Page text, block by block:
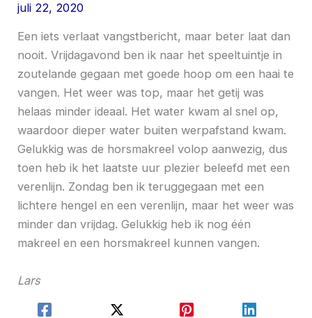
juli 22, 2020
Een iets verlaat vangstbericht, maar beter laat dan
nooit. Vrijdagavond ben ik naar het speeltuintje in
zoutelande gegaan met goede hoop om een haai te
vangen. Het weer was top, maar het getij was
helaas minder ideaal. Het water kwam al snel op,
waardoor dieper water buiten werpafstand kwam.
Gelukkig was de horsmakreel volop aanwezig, dus
toen heb ik het laatste uur plezier beleefd met een
verenlijn. Zondag ben ik teruggegaan met een
lichtere hengel en een verenlijn, maar het weer was
minder dan vrijdag. Gelukkig heb ik nog één
makreel en een horsmakreel kunnen vangen.
Lars